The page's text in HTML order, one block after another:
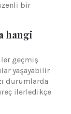
bir
hangi
geçmiş
yaşayabilir
durumlarda
ilerledikçe